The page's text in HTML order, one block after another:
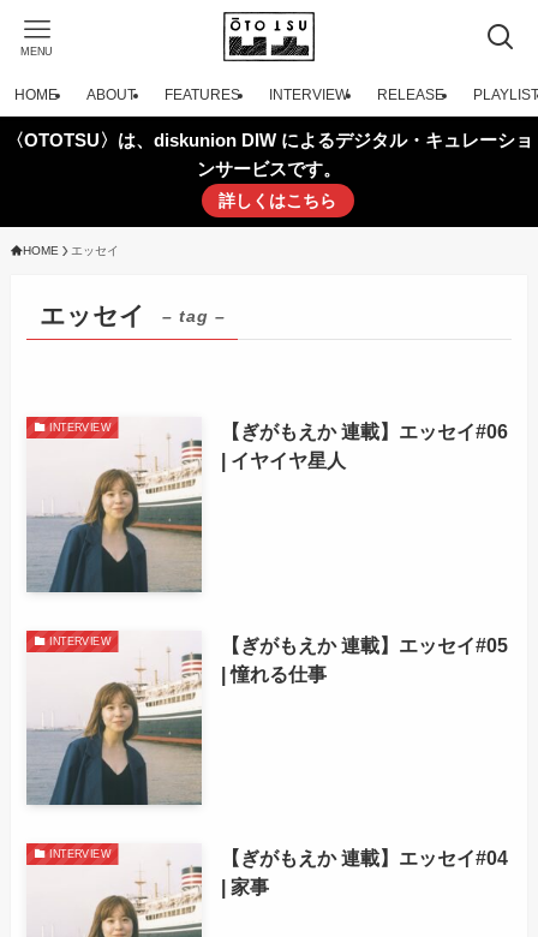
MENU
HOME ABOUT FEATURES INTERVIEW RELEASE PLAYLIST
〈OTOTSU〉は、diskunion DIW によるデジタル・キュレーショ
ンサービスです。
詳しくはこちら
HOME エッセイ
エッセイ – tag –
INTERVIEW
【ぎがもえか 連載】エッセイ#06
| イヤイヤ星人
INTERVIEW
【ぎがもえか 連載】エッセイ#05
| 憧れる仕事
INTERVIEW
【ぎがもえか 連載】エッセイ#04
| 家事